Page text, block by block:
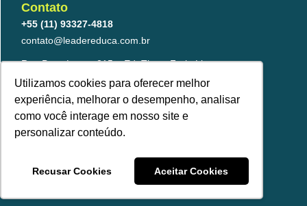
Utilizamos cookies para oferecer melhor
experiência, melhorar o desempenho, analisar
como você interage em nosso site e
personalizar conteúdo.
Recusar Cookies Aceitar Cookies
a
g
r
a
m
i
n
o
k
Contato
+55 (11) 93327-4818
contato@leadereduca.com.br
Rua Paes Leme, 215 – Ed. Thera Faria Lima
23º and – CNJ 2313 – Pinheiros
São Paulo/SP – 05424-150